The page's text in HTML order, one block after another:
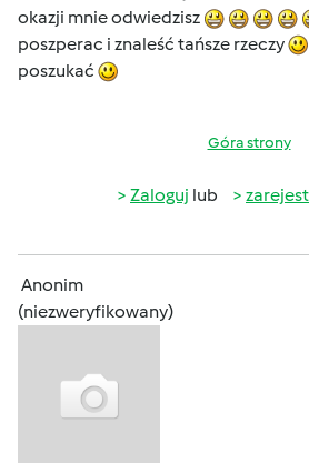
okazji mnie odwiedzisz
poszperac i znaleść tańsze rzeczy
poszukać
Góra strony
Zaloguj lub
Anonim
(niezweryfikowany)